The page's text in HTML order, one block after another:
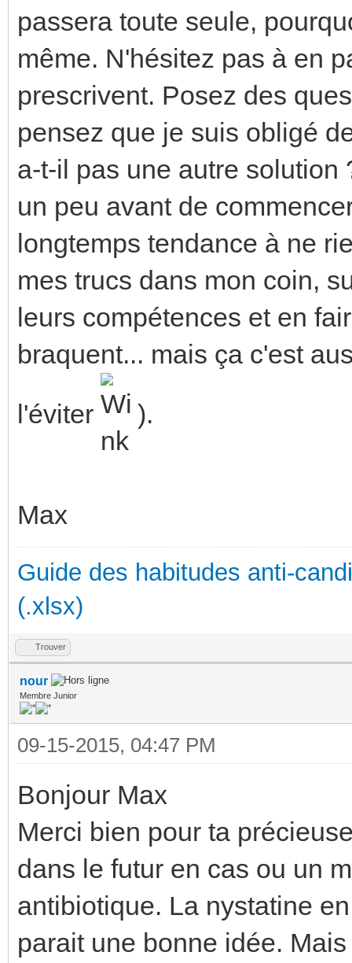
passera toute seule,
même. N'hésitez pas à en
prescrivent. Posez des
pensez que je suis obligé
a-t-il pas une autre solution
un peu avant de
longtemps tendance à ne
mes trucs dans mon coin,
leurs compétences et en
braquent... mais ça c'est
l'éviter
).
Max
Guide des habitudes anti-
(.xlsx)
Trouver
nour
Membre Junior
09-15-2015, 04:47 PM
Bonjour Max
Merci bien pour ta
dans le futur en cas ou un
antibiotique. La nystatine
parait une bonne idée.